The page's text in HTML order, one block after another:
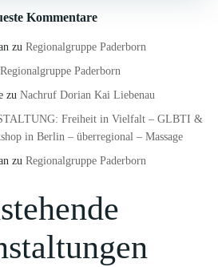
Kommentare
zu Regionalgruppe Paderborn
Regionalgruppe Paderborn
zu Nachruf Dorian Kai Liebenau
Freiheit in Vielfalt – GLBTI &
in Berlin – überregional – Massage
zu Regionalgruppe Paderborn